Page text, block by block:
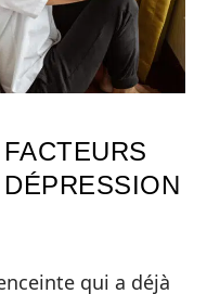
qui a déjà